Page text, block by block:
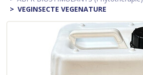
VEGINSECTE VEGENATURE